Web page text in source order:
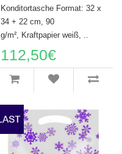
Konditortasche Format: 32 x
34 + 22 cm, 90
g/m², Kraftpapier weiß, ..
112,50€